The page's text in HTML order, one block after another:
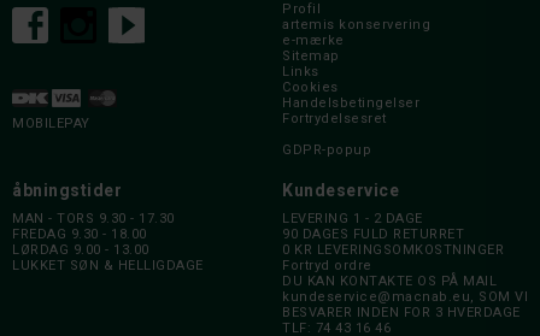
MOBILEPAY
Profil
artemis konservering
e-mærke
Sitemap
Links
Cookies
Handelsbetingelser
Fortrydelsesret
GDPR-popup
åbningstider
MAN - TORS 9.30 - 17.30
FREDAG 9.30 - 18.00
LØRDAG 9.00 - 13.00
LUKKET SØN & HELLIGDAGE
Kundeservice
LEVERING 1 - 2 DAGE
90 DAGES FULD RETURRET
0 KR LEVERINGSOMKOSTNINGER
Fortryd ordre
DU KAN KONTAKTE OS PÅ MAIL
kundeservice@macnab.eu, SOM VI
BESVARER INDEN FOR 3 HVERDAGE
TLF: 74 43 16 46